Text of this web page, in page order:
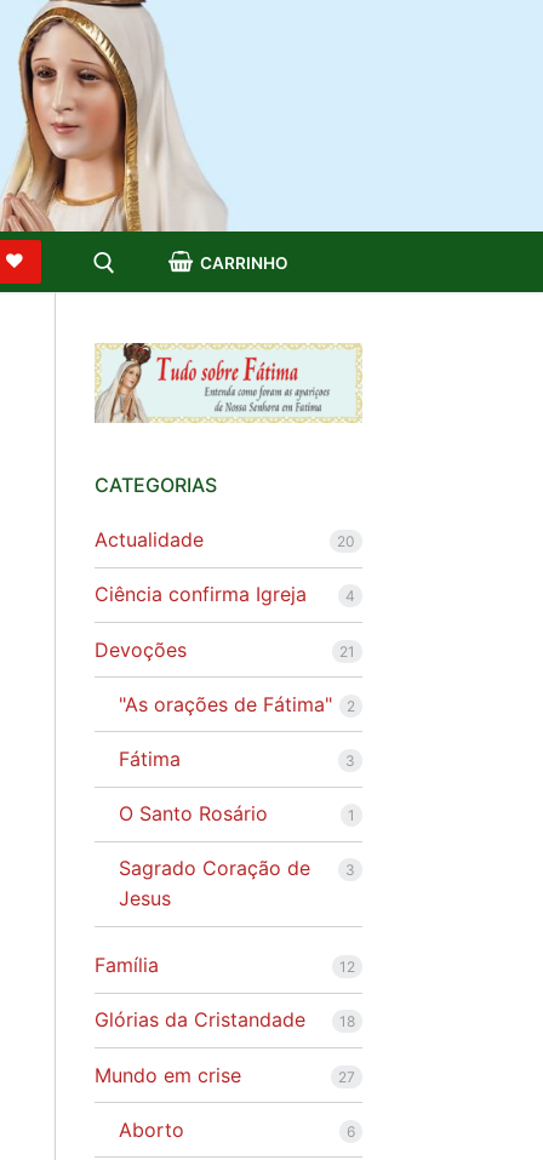
CARRINHO
CATEGORIAS
Actualidade 20
Ciência confirma Igreja 4
Devoções 21
"As orações de Fátima" 2
Fátima 3
O Santo Rosário 1
Sagrado Coração de
Jesus
3
Família 12
Glórias da Cristandade 18
Mundo em crise 27
Aborto 6